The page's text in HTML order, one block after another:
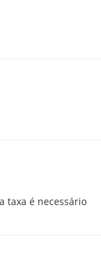
taxa é necessário